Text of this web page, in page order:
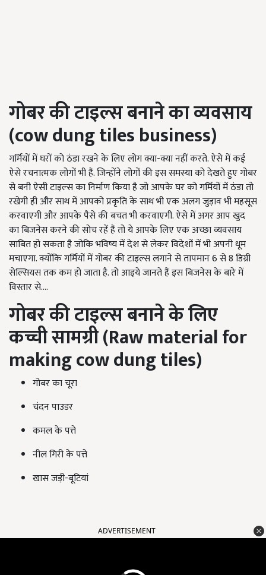
गोबर की टाइल्स बनाने का व्यवसाय
(cow dung tiles business)
गर्मियों में घरों को ठंडा रखने के लिए लोग क्या-क्या नहीं करते. ऐसे में कई
ऐसे रचनात्मक लोगों भी हैं. जिन्होंने लोगों की इस समस्या को देखते हुए गोबर
से बनी ऐसी टाइल्स का निर्माण किया है जो आपके घर को गर्मियों में ठंडा तो
रखेगी ही और साथ में आपको प्रकृति के साथ भी एक अलग जुड़ाव भी महसूस
करवाएगी और आपके पैसे की बचत भी करवाएगी. ऐसे में अगर आप खुद
का बिजनेस करने की सोच रहें हैं तो ये आपके लिए एक अच्छा व्यवसाय
साबित हो सकता है जोकि भविष्य में देश से लेकर विदेशों में भी अपनी धूम
मचाएगा. क्योंकि गर्मियों में गोबर की टाइल्स लगाने से तापमान 6 से 8 डिग्री
सेल्सियस तक कम हो जाता है. तो आइये जानते हैं इस बिजनेस के बारे में
विस्तार से....
गोबर की टाइल्स बनाने के लिए
कच्ची सामग्री (Raw material for
making cow dung tiles)
गोबर का चूरा
चंदन पाउडर
कमल के पत्ते
नील गिरी के पत्ते
खास जड़ी-बूटियां
ADVERTISEMENT